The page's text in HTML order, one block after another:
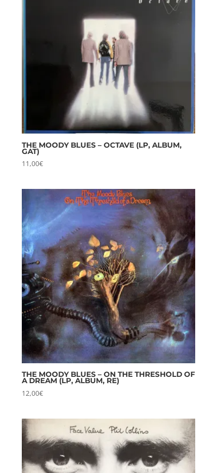
THE MOODY BLUES – OCTAVE (LP, ALBUM,
GAT)
11,00€
THE MOODY BLUES – ON THE THRESHOLD OF
A DREAM (LP, ALBUM, RE)
12,00€